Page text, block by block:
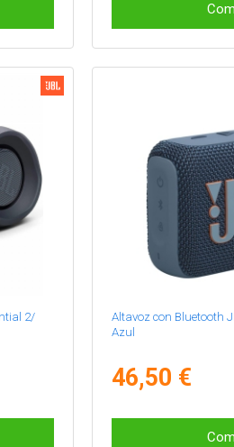
2/
Altavoz con Bluetooth
Azul
46,50 €